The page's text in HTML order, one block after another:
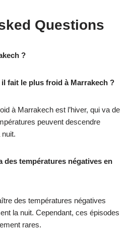
Questions
?
fait le plus froid à Marrakech ?
à Marrakech est l’hiver, qui va de
peuvent descendre
nuit.
des températures négatives en
des températures négatives
la nuit. Cependant, ces épisodes
rares.